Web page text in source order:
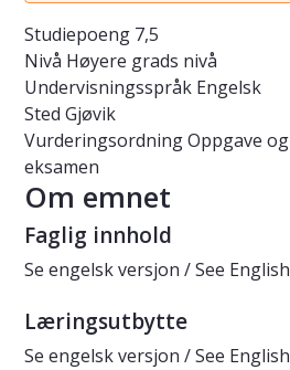
Studiepoeng 7,5
Nivå Høyere grads nivå
Undervisningsspråk Engelsk
Sted Gjøvik
VurderingsordningOppgave
eksamen
Om emnet
Faglig innhold
Se engelsk versjon / See
Læringsutbytte
Se engelsk versjon / See